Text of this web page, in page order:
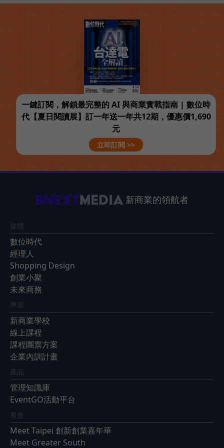
一鍵訂閱，解鎖最完整的 AI 與商業實戰指南 | 數位時
代【夏日閱讀展】訂一年送一年共12期，優惠價1,690
元
立即訂閱 >>
新商業的領航者
媒體
數位時代
經理人
Shopping Design
創業小聚
未來商務
學習
新商業學校
線上課程
課程團票方案
企業內訓計畫
產品
管理知識庫
EventGO活動平台
展會
Meet Taipei 創新創業嘉年華
Meet Greater South